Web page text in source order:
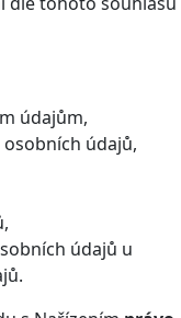
údajům,
údajů,
údajů u